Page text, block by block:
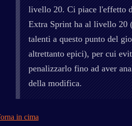
livello 20. Ci piace l'effetto
Extra Sprint ha al livello 20
talenti a questo punto del
altrettanto epici), per cui
penalizzarlo fino ad aver
della modifica.
in cima